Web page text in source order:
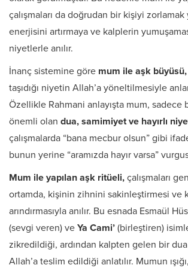
çalışmaları da doğrudan bir kişiyi
enerjisini artırmaya ve kalplerin
niyetlerle anılır.
İnanç sistemine göre mum ile aşk büyüsü,
taşıdığı niyetin Allah’a yöneltilmesiyle
Özellikle Rahmani anlayışta mum, sadece
önemli olan dua, samimiyet ve hayırlı
çalışmalarda “bana mecbur olsun” gibi
bunun yerine “aramızda hayır varsa”
Mum ile yapılan aşk ritüeli, çalışmaları
ortamda, kişinin zihnini sakinleştirmesi ve
arındırmasıyla anılır. Bu esnada Esmaül
(sevgi veren) ve Ya Cami’ (birleştiren)
zikredildiği, ardından kalpten gelen bir
Allah’a teslim edildiği anlatılır. Mumun